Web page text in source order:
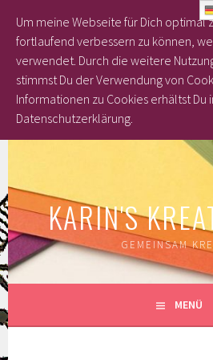
Inhalt
KARIN'S
GEMEINSAM
MENÜ
Um meine Webseite für Dich optimal
fortlaufend verbessern zu können,
verwendet. Durch die weitere
stimmst Du der Verwendung von
Informationen zu Cookies erhältst Du
Datenschutzerklärung.